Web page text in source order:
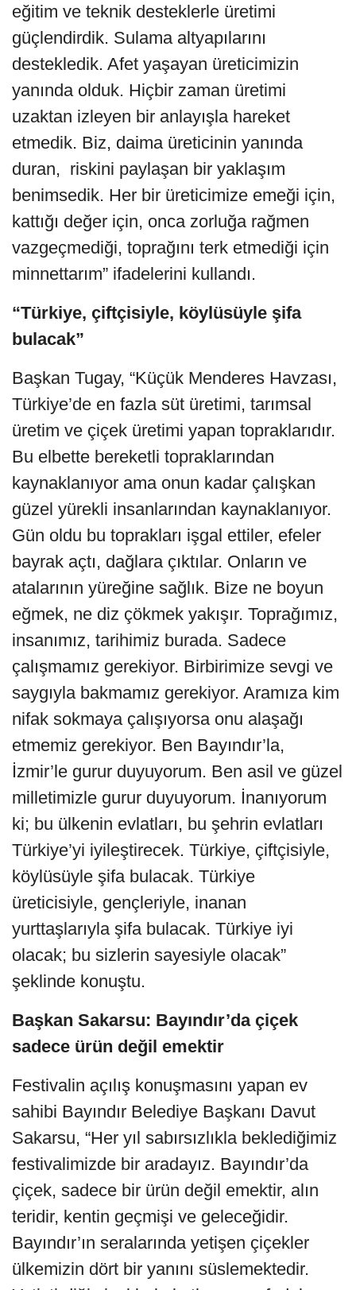
eğitim ve teknik desteklerle üretimi
güçlendirdik. Sulama altyapılarını
destekledik. Afet yaşayan üreticimizin
yanında olduk. Hiçbir zaman üretimi
uzaktan izleyen bir anlayışla hareket
etmedik. Biz, daima üreticinin yanında
duran, riskini paylaşan bir yaklaşım
benimsedik. Her bir üreticimize emeği için,
kattığı değer için, onca zorluğa rağmen
vazgeçmediği, toprağını terk etmediği için
minnettarım” ifadelerini kullandı.
“Türkiye, çiftçisiyle, köylüsüyle şifa
bulacak”
Başkan Tugay, “Küçük Menderes Havzası,
Türkiye’de en fazla süt üretimi, tarımsal
üretim ve çiçek üretimi yapan topraklarıdır.
Bu elbette bereketli topraklarından
kaynaklanıyor ama onun kadar çalışkan
güzel yürekli insanlarından kaynaklanıyor.
Gün oldu bu toprakları işgal ettiler, efeler
bayrak açtı, dağlara çıktılar. Onların ve
atalarının yüreğine sağlık. Bize ne boyun
eğmek, ne diz çökmek yakışır. Toprağımız,
insanımız, tarihimiz burada. Sadece
çalışmamız gerekiyor. Birbirimize sevgi ve
saygıyla bakmamız gerekiyor. Aramıza kim
nifak sokmaya çalışıyorsa onu alaşağı
etmemiz gerekiyor. Ben Bayındır’la,
İzmir’le gurur duyuyorum. Ben asil ve güzel
milletimizle gurur duyuyorum. İnanıyorum
ki; bu ülkenin evlatları, bu şehrin evlatları
Türkiye’yi iyileştirecek. Türkiye, çiftçisiyle,
köylüsüyle şifa bulacak. Türkiye
üreticisiyle, gençleriyle, inanan
yurttaşlarıyla şifa bulacak. Türkiye iyi
olacak; bu sizlerin sayesiyle olacak”
şeklinde konuştu.
Başkan Sakarsu: Bayındır’da çiçek
sadece ürün değil emektir
Festivalin açılış konuşmasını yapan ev
sahibi Bayındır Belediye Başkanı Davut
Sakarsu, “Her yıl sabırsızlıkla beklediğimiz
festivalimizde bir aradayız. Bayındır’da
çiçek, sadece bir ürün değil emektir, alın
teridir, kentin geçmişi ve geleceğidir.
Bayındır’ın seralarında yetişen çiçekler
ülkemizin dört bir yanını süslemektedir.